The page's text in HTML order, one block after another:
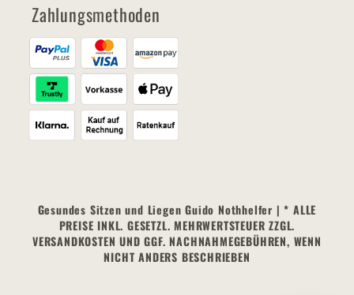
Zahlungsmethoden
Gesundes Sitzen und Liegen Guido Nothhelfer | * ALLE
PREISE INKL. GESETZL. MEHRWERTSTEUER ZZGL.
VERSANDKOSTEN UND GGF. NACHNAHMEGEBÜHREN, WENN
NICHT ANDERS BESCHRIEBEN